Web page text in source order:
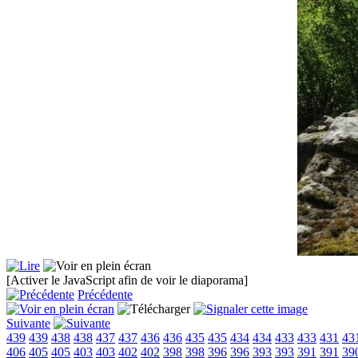
[Activer le JavaScript afin de voir le diaporama]
Précédente
Suivante
439 439 438 438 437 437 436 436 435 435 434 434 433 433 431
406 405 405 403 403 402 402 398 398 396 396 393 393 391 391